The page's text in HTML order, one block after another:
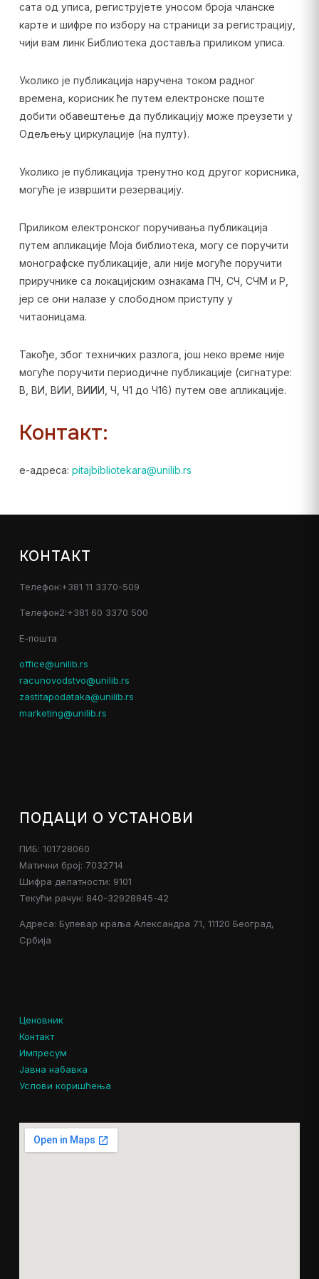
сата од уписа, региструјете уносом броја чланске
карте и шифре по избору на страници за регистрацију,
чији вам линк Библиотека доставља приликом уписа.
Уколико је публикација наручена током радног
времена, корисник ће путем електронске поште
добити обавештење да публикацију може преузети у
Одељењу циркулације (на пулту).
Уколико је публикација тренутно код другог корисника,
могуће је извршити резервацију.
Приликом електронског поручивања публикација
путем апликације Моја библиотека, могу се поручити
монографске публикације, али није могуће поручити
приручнике са локацијским ознакама ПЧ, СЧ, СЧМ и Р,
јер се они налазе у слободном приступу у
читаоницама.
Такође, због техничких разлога, још неко време није
могуће поручити периодичне публикације (сигнатуре:
В, ВИ, ВИИ, ВИИИ, Ч, Ч1 до Ч16) путем ове апликације.
Контакт:
е-адреса: pitajbibliotekara@unilib.rs
КОНТАКТ
Телефон:+381 11 3370-509
Телефон2:+381 60 3370 500
Е-пошта
office@unilib.rs
racunovodstvo@unilib.rs
zastitapodataka@unilib.rs
marketing@unilib.rs
ПОДАЦИ О УСТАНОВИ
ПИБ: 101728060
Матични број: 7032714
Шифра делатности: 9101
Текући рачун: 840-32928845-42
Адреса: Булевар краља Александра 71, 11120 Београд,
Србија
Ценовник
Контакт
Импресум
Јавна набавка
Услови коришћења